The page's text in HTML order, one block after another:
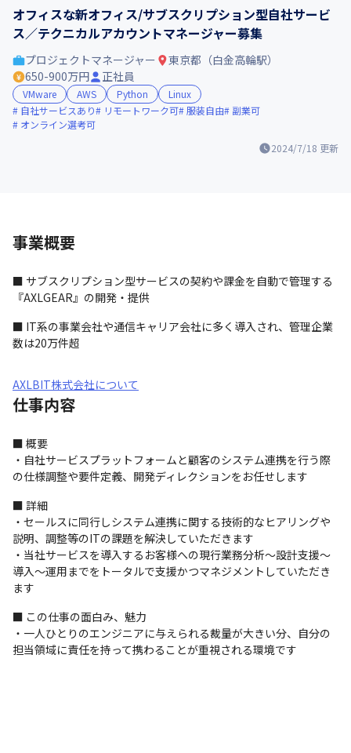
オフィスな新オフィス/サブスクリプション型自社サービ
ス／テクニカルアカウントマネージャー募集
2024/7/18 更新
プロジェクトマネージャー
東京都（白金高輪駅）
650-900万円
正社員
VMware AWS Python
Linux
自社サービスあり
リモートワーク可 服装自由
副業可
オンライン選考可
事業概要
■ サブスクリプション型サービスの契約や課金を自動で管理する
『AXLGEAR』の開発・提供
■ IT系の事業会社や通信キャリア会社に多く導入され、管理企業
数は20万件超
AXLBIT株式会社について
仕事内容
■ 概要
・自社サービスプラットフォームと顧客のシステム連携を行う際
の仕様調整や要件定義、開発ディレクションをお任せします
■ 詳細
・セールスに同行しシステム連携に関する技術的なヒアリングや
説明、調整等のITの課題を解決していただきます
・当社サービスを導入するお客様への現行業務分析～設計支援～
導入～運用までをトータルで支援かつマネジメントしていただき
ます
■ この仕事の面白み、魅力
・一人ひとりのエンジニアに与えられる裁量が大きい分、自分の
担当領域に責任を持って携わることが重視される環境です